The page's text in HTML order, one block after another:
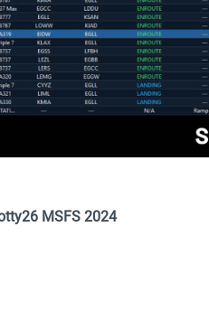
Aerosoft Toolbar Pushback
Pro
10,12 € *
MSFS 2024